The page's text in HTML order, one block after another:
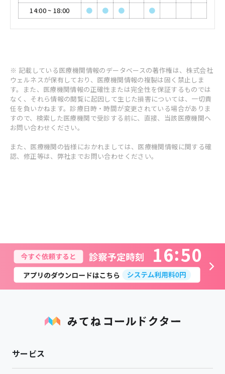
14:00~ 18:00 ● ● ● ●
※ 記載している医療機関情報のデータベースの著作権は、株式会社
ウェルネスが保有しており、医療機関情報の複製は固く禁止しま
す。また、医療機関情報の正確性または完全性を保証するものでは
なく、それら情報の閲覧に起因して生じた損害については、一切責
任を負いかねます。診療日時・時間が変更されている場合がありま
すので、検索した医療機関で受診する前に、直接、当該医療機関へ
お問い合わせください。
また、医療機関の皆様におかれましては、医療機関情報に関する確
認、修正等は、弊社までお問い合わせください。
16 50
サービス